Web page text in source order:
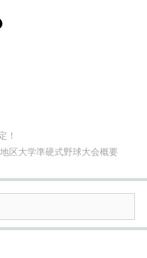
！
区大学準硬式野球大会概要